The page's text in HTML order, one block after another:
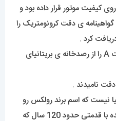
کیفیت موتور قرار داده بود و
با تلاش های مستمر در سال ۱۹۱۰ گواهینامه ی دقت کرونومتریک را
کرد .
وی در سال ۱۹۱۴ گوهینامه ی دقت A را از رصدخانه ی بریتانیای
نامیدند .
نیست که اسم برند رولکس رو
نشنیده باشه. یک برند شناخته شده با قدمتی حدود 120 سال که